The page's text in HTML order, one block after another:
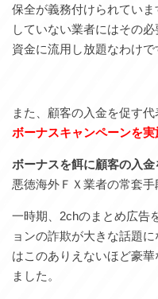
保全が義務付けられてい
していない業者にはその
資金に流用し放題なわけで
また、顧客の入金を促す
ボーナスキャンペーンを実
ボーナスを餌に顧客の入
悪徳海外ＦＸ業者の常套手
一時期、2chのまとめ広告
ョンの詐欺が大きな話題
はこのありえないほど豪
ました。